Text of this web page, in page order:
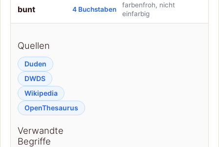
bunt 4 Buchstaben
farbenfroh, nicht
einfarbig
Quellen
Duden
DWDS
Wikipedia
OpenThesaurus
Verwandte
Begriffe